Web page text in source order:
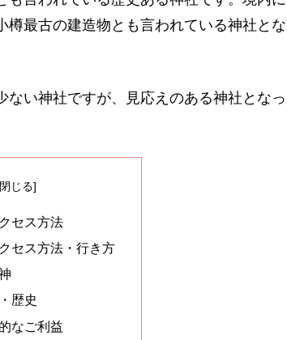
最古の建造物とも言われている神社とな
い神社ですが、見応えのある神社となっ
セス方法
セス方法・行き方
歴史
なご利益